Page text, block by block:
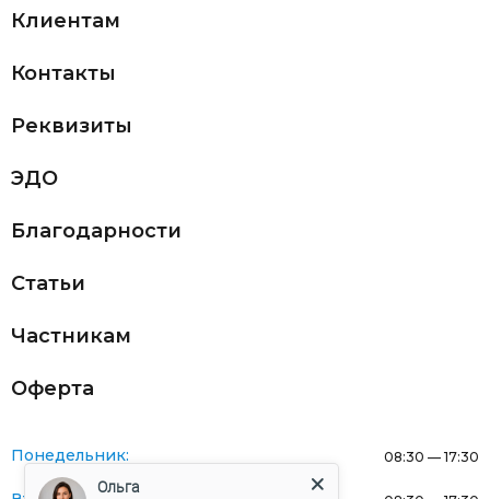
Клиентам
Контакты
Реквизиты
ЭДО
Благодарности
Статьи
Частникам
Оферта
Понедельник: 08:30 — 17:30
Ольга